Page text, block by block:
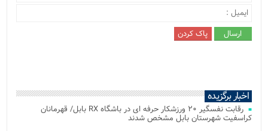
اخبار برگزیده
رقابت نفسگیر ۲۰ ورزشکار حرفه ای در باشگاه RX بابل/ قهرمانان
کراسفیت شهرستان بابل مشخص شدند